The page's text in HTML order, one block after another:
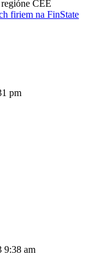
CEE
firiem na FinState
pm
9:38 am